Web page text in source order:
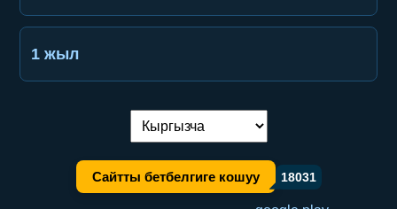
1 жыл
Тилди алмаштыруу:
Сайтты бетбелгиге кошуу 18031